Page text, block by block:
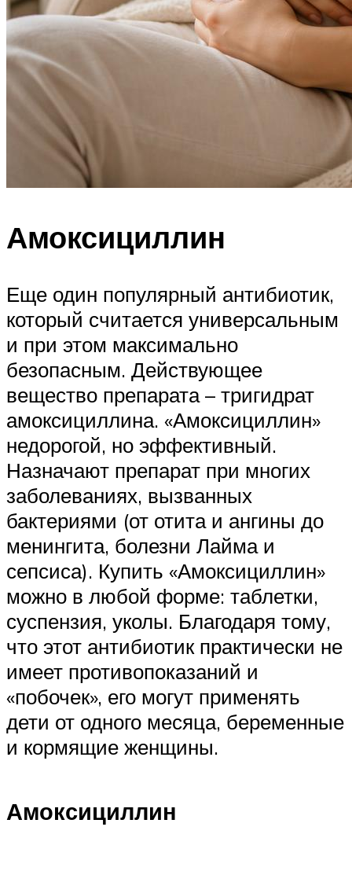
Амоксициллин
Еще один популярный антибиотик,
который считается универсальным
и при этом максимально
безопасным. Действующее
вещество препарата – тригидрат
амоксициллина. «Амоксициллин»
недорогой, но эффективный.
Назначают препарат при многих
заболеваниях, вызванных
бактериями (от отита и ангины до
менингита, болезни Лайма и
сепсиса). Купить «Амоксициллин»
можно в любой форме: таблетки,
суспензия, уколы. Благодаря тому,
что этот антибиотик практически не
имеет противопоказаний и
«побочек», его могут применять
дети от одного месяца, беременные
и кормящие женщины.
Амоксициллин